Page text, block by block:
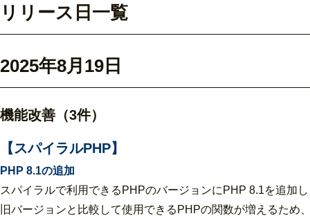
リリース日一覧
2025年8月19日
機能改善（3件）
【スパイラルPHP】
PHP 8.1の追加
スパイラルで利用できるPHPのバージョンにPHP 8.1を追加
旧バージョンと比較して使用できるPHPの関数が増えるた